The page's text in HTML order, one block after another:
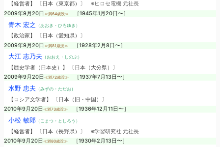
【経営者】 〔日本（東京都）〕 ※ヒロセ電機 元社長
2009年9月20日 ≪満64歳没≫ ［1945年1月20日〜］
青木 宏之 （あおき・ひろゆき）
【政治家】 〔日本（愛知県）〕
2009年9月20日 ≪満81歳没≫ ［1928年2月8日〜］
大江 志乃夫 （おおえ・しのぶ）
【歴史学者（日本史）】 〔日本（大分県）〕
2009年9月20日 ≪満72歳没≫ ［1937年7月13日〜］
水野 忠夫 （みずの・ただお）
【ロシア文学者】 〔日本（旧・中国）〕
2010年9月20日 ≪満73歳没≫ ［1936年12月11日〜］
小松 敏郎（こまつ・としろう）
【経営者】 〔日本（長野県）〕 ※学習研究社 元社長
2010年9月20日 ≪満80歳没≫ ［1930年2月13日〜］